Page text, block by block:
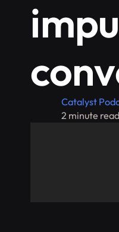
Catalyst
2 minute read